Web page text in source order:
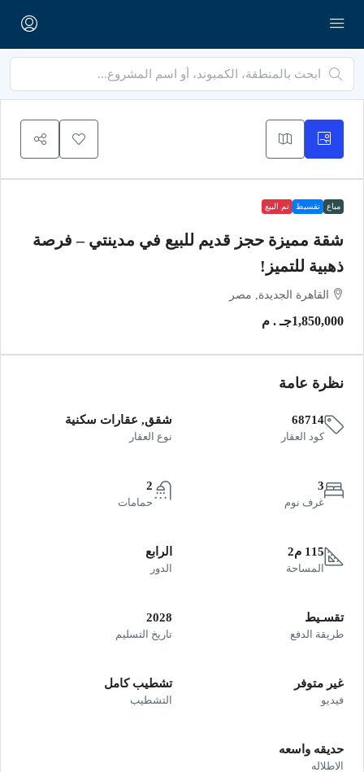
مباع تقسيط تم البيع
شقة مميزة حجز قديم للبيع في مدينتي – فرصة
ذهبية للتميز!
القاهرة الجديدة, مصر
1,850,000جـ . م
نظرة عامة
68714
كود العقار
شقق, عقارات سكنية
نوع العقار
3
غرف نوم
2
حمامات
115 م2
المساحة
الرابع
الدور
تقسـيط
طريقة الدفع
2028
تاريخ التسليم
غير متوفر
فيديو
تشطيب كامل
التشطيب
حديقه واسعه
الاطلاله